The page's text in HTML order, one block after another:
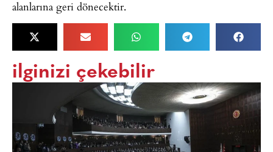
alanlarına geri dönecektir.
ilginizi çekebilir